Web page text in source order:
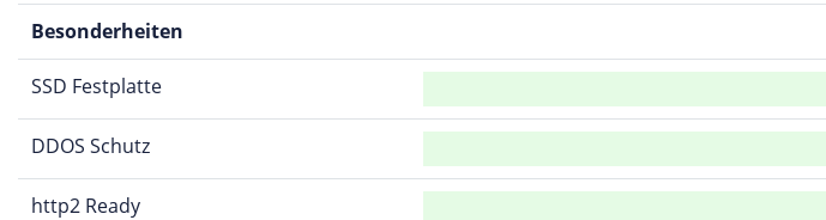
Besonderheiten
SSD Festplatte
DDOS Schutz
http2 Ready